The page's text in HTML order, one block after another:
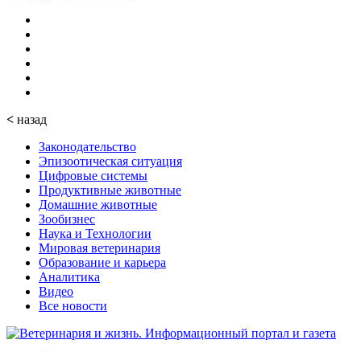
< назад
Законодательство
Эпизоотическая ситуация
Цифровые системы
Продуктивные животные
Домашние животные
Зообизнес
Наука и Технологии
Мировая ветеринария
Образование и карьера
Аналитика
Видео
Все новости